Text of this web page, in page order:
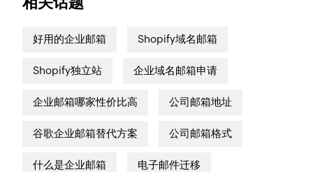
好用的企业邮箱 Shopify域名邮箱
Shopify独立站 企业域名邮箱申请
企业邮箱哪家性价比高 公司邮箱地址
谷歌企业邮箱替代方案 公司邮箱格式
什么是企业邮箱 电子邮件迁移